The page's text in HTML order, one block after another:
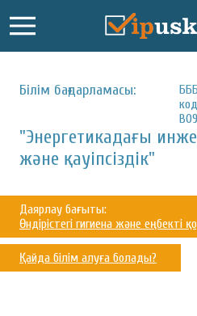
Білім бағдарламасы:
"Энергетикадағы
және қауіпсіздік"
Даярлау бағыты:
Өндірістегі гигиена және еңбекті
Қайда білім алуға болады?